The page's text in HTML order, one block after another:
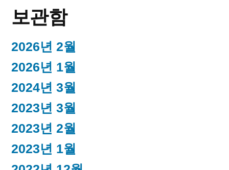
보관함
2026년 2월
2026년 1월
2024년 3월
2023년 3월
2023년 2월
2023년 1월